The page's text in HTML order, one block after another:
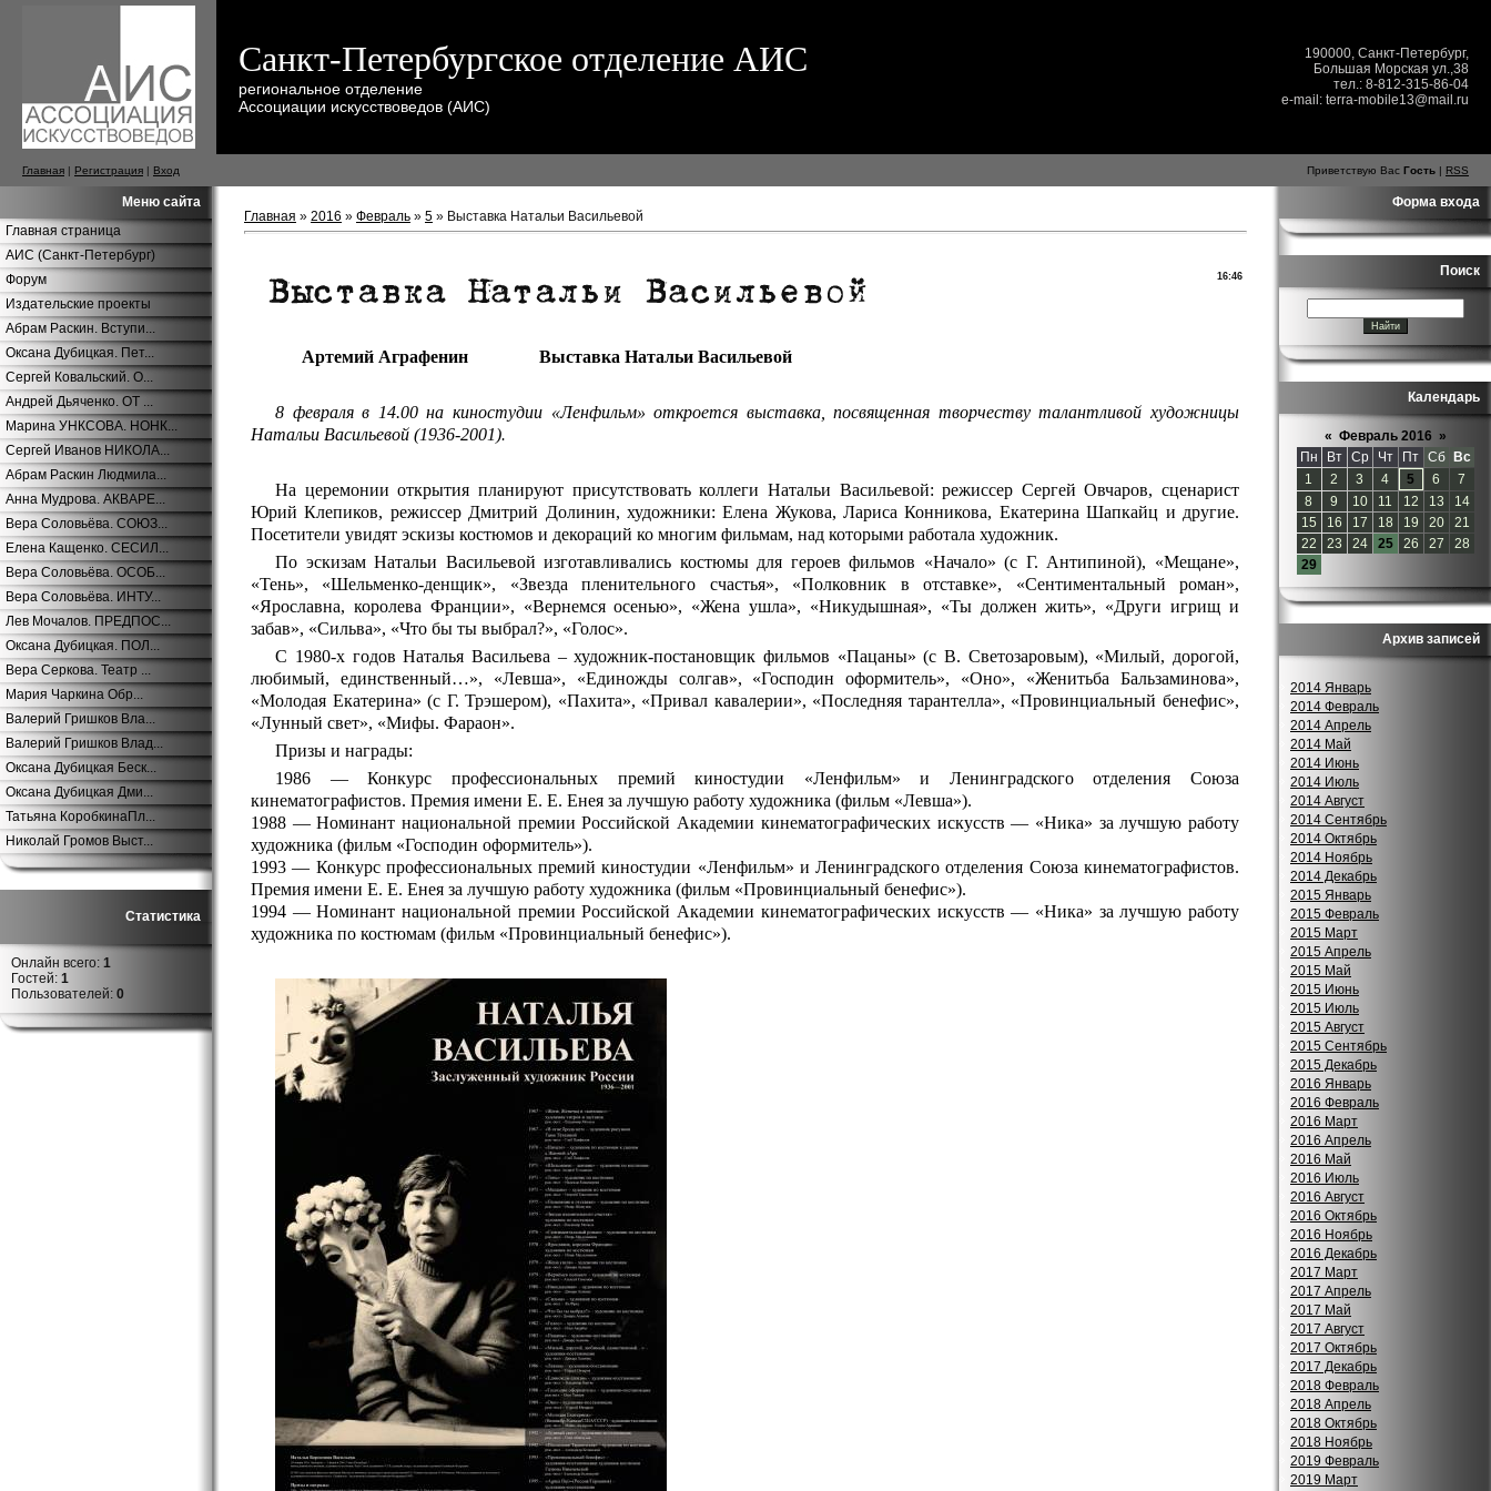
Санкт-Петербургское отделение АИС
региональное отделение
Ассоциации искусствоведов (АИС)
190000, Санкт-Петербург,
Большая Морская ул.,38
тел.: 8-812-315-86-04
e-mail: terra-mobile13@mail.ru
Главная | Регистрация | Вход Приветствую Вас Гость | RSS
Меню сайта
Главная страница
АИС (Санкт-Петербург)
Форум
Издательские проекты
Абрам Раскин. Вступи...
Оксана Дубицкая. Пет...
Сергей Ковальский. О...
Андрей Дьяченко. ОТ ...
Марина УНКСОВА. НОНК...
Сергей Иванов НИКОЛА...
Абрам Раскин Людмила...
Анна Мудрова. АКВАРЕ...
Вера Соловьёва. СОЮЗ...
Елена Кащенко. СЕСИЛ...
Вера Соловьёва. ОСОБ...
Вера Соловьёва. ИНТУ...
Лев Мочалов. ПРЕДПОС...
Оксана Дубицкая. ПОЛ...
Вера Серкова. Театр ...
Мария Чаркина Обр...
Валерий Гришков Вла...
Валерий Гришков Влад...
Оксана Дубицкая Беск...
Оксана Дубицкая Дми...
Татьяна КоробкинаПл...
Николай Громов Выст...
Статистика
Онлайн всего: 1
Гостей: 1
Пользователей: 0
Главная » 2016 » Февраль » 5 » Выставка Натальи Васильевой
16:46
Артемий Аграфенин Выставка Натальи Васильевой
8 февраля в 14.00 на киностудии «Ленфильм» откроется выставка, посвященная творчеству талантливой художницы
Натальи Васильевой (1936-2001).
На церемонии открытия планируют присутствовать коллеги Натальи Васильевой: режиссер Сергей Овчаров, сценарист
Юрий Клепиков, режиссер Дмитрий Долинин, художники: Елена Жукова, Лариса Конникова, Екатерина Шапкайц и другие.
Посетители увидят эскизы костюмов и декораций ко многим фильмам, над которыми работала художник.
По эскизам Натальи Васильевой изготавливались костюмы для героев фильмов «Начало» (с Г. Антипиной), «Мещане»,
«Тень», «Шельменко-денщик», «Звезда пленительного счастья», «Полковник в отставке», «Сентиментальный роман»,
«Ярославна, королева Франции», «Вернемся осенью», «Жена ушла», «Никудышная», «Ты должен жить», «Други игрищ и
забав», «Сильва», «Что бы ты выбрал?», «Голос».
С 1980-х годов Наталья Васильева – художник-постановщик фильмов «Пацаны» (с В. Светозаровым), «Милый, дорогой,
любимый, единственный…», «Левша», «Единожды солгав», «Господин оформитель», «Оно», «Женитьба Бальзаминова»,
«Молодая Екатерина» (с Г. Трэшером), «Пахита», «Привал кавалерии», «Последняя тарантелла», «Провинциальный бенефис»,
«Лунный свет», «Мифы. Фараон».
Призы и награды:
1986 — Конкурс профессиональных премий киностудии «Ленфильм» и Ленинградского отделения Союза
кинематографистов. Премия имени Е. Е. Енея за лучшую работу художника (фильм «Левша»).
1988 — Номинант национальной премии Российской Академии кинематографических искусств — «Ника» за лучшую работу
художника (фильм «Господин оформитель»).
1993 — Конкурс профессиональных премий киностудии «Ленфильм» и Ленинградского отделения Союза кинематографистов.
Премия имени Е. Е. Енея за лучшую работу художника (фильм «Провинциальный бенефис»).
1994 — Номинант национальной премии Российской Академии кинематографических искусств — «Ника» за лучшую работу
художника по костюмам (фильм «Провинциальный бенефис»).
Форма входа
Поиск
Календарь
« Февраль 2016 »
Пн
Вт Ср Чт Пт Сб
Вс
1
2 3 4 5 6
7
8
9 10 11 12 13
14
15
16 17 18 19 20
21
22
23 24 25 26 27
28
29
Архив записей
2014 Январь
2014 Февраль
2014 Апрель
2014 Май
2014 Июнь
2014 Июль
2014 Август
2014 Сентябрь
2014 Октябрь
2014 Ноябрь
2014 Декабрь
2015 Январь
2015 Февраль
2015 Март
2015 Апрель
2015 Май
2015 Июнь
2015 Июль
2015 Август
2015 Сентябрь
2015 Декабрь
2016 Январь
2016 Февраль
2016 Март
2016 Апрель
2016 Май
2016 Июль
2016 Август
2016 Октябрь
2016 Ноябрь
2016 Декабрь
2017 Март
2017 Апрель
2017 Май
2017 Август
2017 Октябрь
2017 Декабрь
2018 Февраль
2018 Апрель
2018 Октябрь
2018 Ноябрь
2019 Февраль
2019 Март